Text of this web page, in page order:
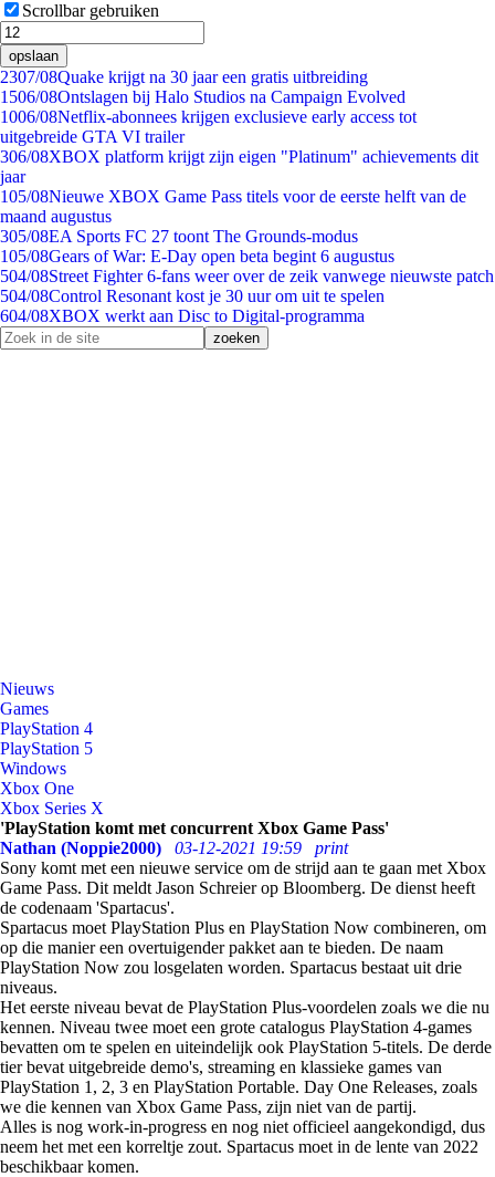
Scrollbar gebruiken
opslaan
2307/08Quake krijgt na 30 jaar een gratis uitbreiding
1506/08Ontslagen bij Halo Studios na Campaign Evolved
1006/08Netflix-abonnees krijgen exclusieve early access tot
uitgebreide GTA VI trailer
306/08XBOX platform krijgt zijn eigen "Platinum" achievements dit
jaar
105/08Nieuwe XBOX Game Pass titels voor de eerste helft van de
maand augustus
305/08EA Sports FC 27 toont The Grounds-modus
105/08Gears of War: E-Day open beta begint 6 augustus
504/08Street Fighter 6-fans weer over de zeik vanwege nieuwste patch
504/08Control Resonant kost je 30 uur om uit te spelen
604/08XBOX werkt aan Disc to Digital-programma
Nieuws
Games
PlayStation 4
PlayStation 5
Windows
Xbox One
Xbox Series X
'PlayStation komt met concurrent Xbox Game Pass'
Nathan (Noppie2000)
03-12-2021 19:59
print
Sony komt met een nieuwe service om de strijd aan te gaan met Xbox
Game Pass. Dit meldt Jason Schreier op Bloomberg. De dienst heeft
de codenaam 'Spartacus'.
Spartacus moet PlayStation Plus en PlayStation Now combineren, om
op die manier een overtuigender pakket aan te bieden. De naam
PlayStation Now zou losgelaten worden. Spartacus bestaat uit drie
niveaus.
Het eerste niveau bevat de PlayStation Plus-voordelen zoals we die nu
kennen. Niveau twee moet een grote catalogus PlayStation 4-games
bevatten om te spelen en uiteindelijk ook PlayStation 5-titels. De derde
tier bevat uitgebreide demo's, streaming en klassieke games van
PlayStation 1, 2, 3 en PlayStation Portable. Day One Releases, zoals
we die kennen van Xbox Game Pass, zijn niet van de partij.
Alles is nog work-in-progress en nog niet officieel aangekondigd, dus
neem het met een korreltje zout. Spartacus moet in de lente van 2022
beschikbaar komen.